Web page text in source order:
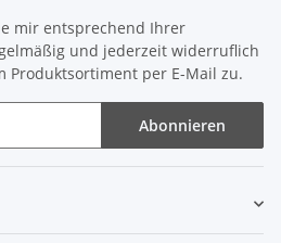
mir entsprechend Ihrer
und jederzeit widerruflich
Produktsortiment per E-Mail zu.
Abonnieren